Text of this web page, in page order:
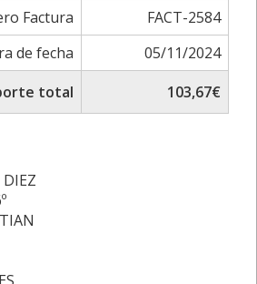
Factura
FACT-2584
de fecha
05/11/2024
total
103,67€
DIEZ